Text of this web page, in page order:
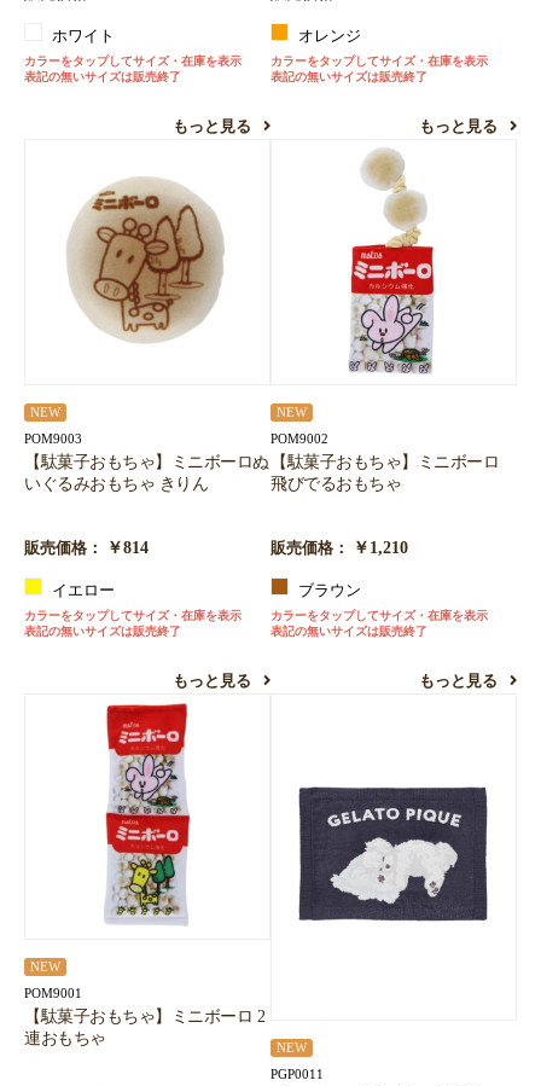
ホワイト
カラーをタップしてサイズ・在庫を表示
表記の無いサイズは販売終了
もっと見る
オレンジ
カラーをタップしてサイズ・在庫を表示
表記の無いサイズは販売終了
もっと見る
NEW
POM9003
【駄菓子おもちゃ】ミニボーロぬ
いぐるみおもちゃ きりん
販売価格： ￥814
イエロー
カラーをタップしてサイズ・在庫を表示
表記の無いサイズは販売終了
もっと見る
NEW
POM9002
【駄菓子おもちゃ】ミニボーロ
飛びでるおもちゃ
販売価格： ￥1,210
ブラウン
カラーをタップしてサイズ・在庫を表示
表記の無いサイズは販売終了
もっと見る
NEW
POM9001
【駄菓子おもちゃ】ミニボーロ 2
連おもちゃ
NEW
PGP0011